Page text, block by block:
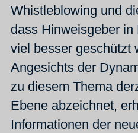
Whistleblowing und
dass Hinweisgeber
viel besser geschützt
Angesichts der
zu diesem Thema
Ebene abzeichnet,
Informationen der